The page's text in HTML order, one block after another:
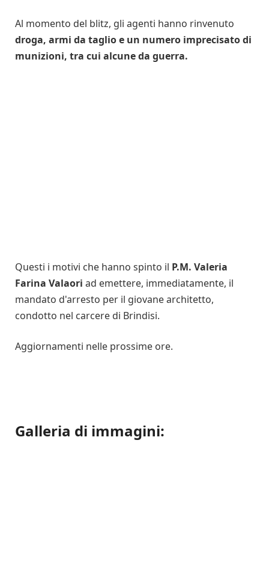
Al momento del blitz, gli agenti hanno rinvenuto
droga, armi da taglio e un numero imprecisato di
munizioni, tra cui alcune da guerra.
Questi i motivi che hanno spinto il P.M. Valeria
Farina Valaori ad emettere, immediatamente, il
mandato d'arresto per il giovane architetto,
condotto nel carcere di Brindisi.
Aggiornamenti nelle prossime ore.
Galleria di immagini: